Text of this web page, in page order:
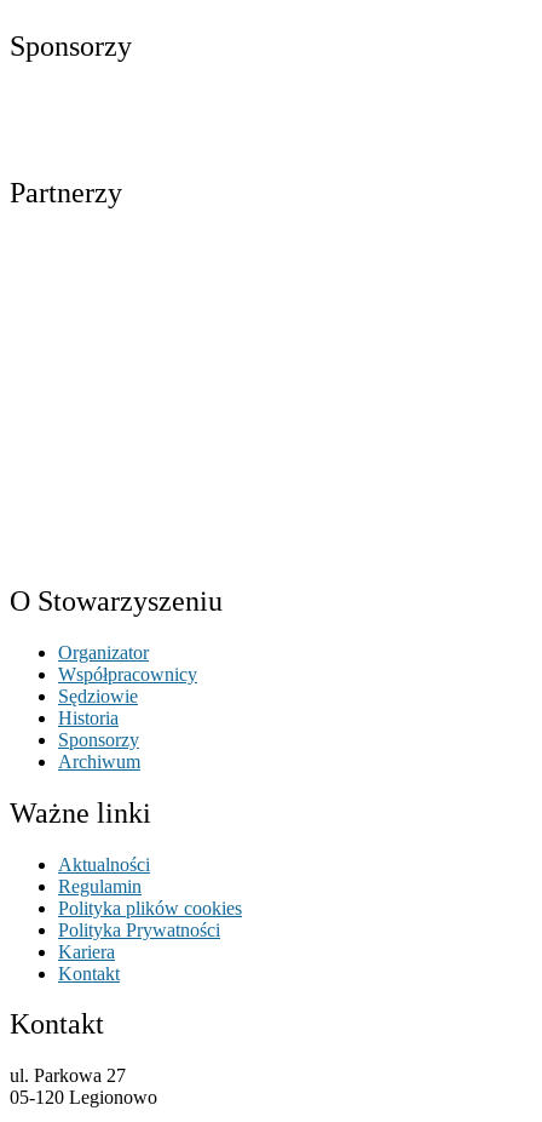
Sponsorzy
Partnerzy
O Stowarzyszeniu
Organizator
Współpracownicy
Sędziowie
Historia
Sponsorzy
Archiwum
Ważne linki
Aktualności
Regulamin
Polityka plików cookies
Polityka Prywatności
Kariera
Kontakt
Kontakt
ul. Parkowa 27
05-120 Legionowo